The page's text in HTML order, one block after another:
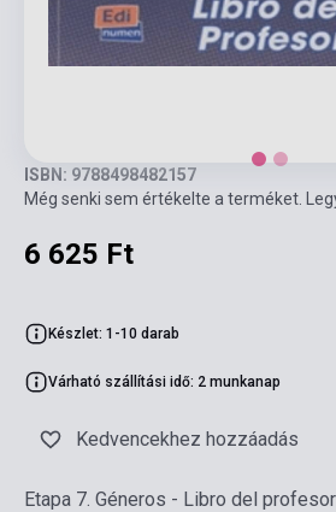
ISBN: 9788498482157
Még senki sem értékelte a terméket.
6 625 Ft
Készlet: 1-10 darab
Várható szállítási idő: 2 munkanap
Kedvencekhez hozzáadás
Etapa 7. Géneros - Libro del